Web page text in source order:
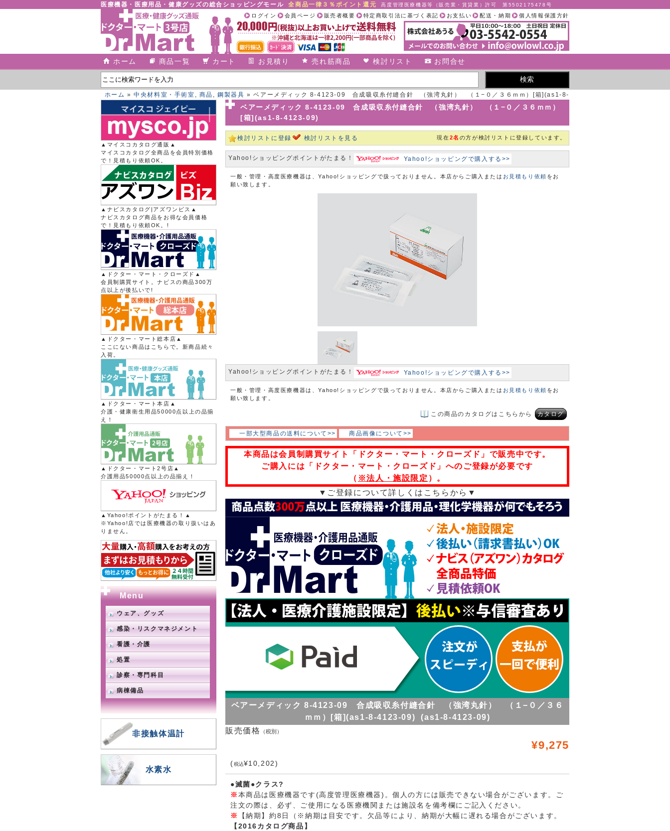
医療機器・医療用品・健康グッズの総合ショッピングモール全商品一律３％ポイント還元 高度管理医療機器等（販売業・賃貸業）許可 第5502175478号
個人情報保護方針
配送・納期
お支払い
特定商取引法に基づく表記
販売者概要
会員ページ
ログイン
ホーム 商品一覧 カート お見積り 売れ筋商品 検討リスト お問合せ
ホーム »中央材料室・手術室 , 商品 ,鋼製器具 » ベアーメディック 8-4123-09 合成吸収糸付縫合針 （強湾丸針） （１−０／３６ｍｍ）[箱](as1-8-
4123-09)
ベアーメディック 8-4123-09 合成吸収糸付縫合針 （強湾丸針） （１−０／３６ｍｍ）
[箱](as1-8-4123-09)
検討リストに登録 検討リストを見る 現在2名 の方が検討リストに登録しています。
Yahoo!ショッピングポイントがたまる！ Yahoo!ショッピングで購入する>>
一般・管理・高度医療機器は、Yahoo!ショッピングで扱っておりません。本店からご購入または お見積もり依頼 をお
願い致します。
Yahoo!ショッピングポイントがたまる！ Yahoo!ショッピングで購入する>>
一般・管理・高度医療機器は、Yahoo!ショッピングで扱っておりません。本店からご購入または お見積もり依頼 をお
願い致します。
この商品のカタログはこちらから カタログ
一部大型商品の送料について>> 商品画像について>>
本商品は会員制購買サイト「ドクター・マート・クローズド」で販売中です。
ご購入には「ドクター・マート・クローズド」へのご登録が必要です
（ ※法人・施設限定 ）。
▼ご登録について詳しくはこちらから▼
ベアーメディック 8-4123-09 合成吸収糸付縫合針 （強湾丸針） （１−０／３６
ｍｍ）[箱](as1-8-4123-09) (as1-8-4123-09)
販売価格
（税別）
¥9,275
(税込¥10,202)
●滅菌●クラス?
※本商品は医療機器です(高度管理医療機器)。個人の方には販売できない場合がございます。ご
注文の際は、必ず、ご使用になる医療機関または施設名を備考欄にご記入ください。
※
【納期】約8日（※納期は目安です。欠品等により、納期が大幅に遅れる場合がございます。
【2016カタログ商品】
▲マイスコカタログ通販▲
マイスコカタログ全商品を会員特別価格
で！見積もり依頼OK。
▲ナビスカタログ|アズワンビス▲
ナビスカタログ商品をお得な会員価格
で！見積もり依頼OK。!
▲ドクター・マート・クローズド▲
会員制購買サイト。ナビスの商品300万
点以上が後払いで!
▲ドクター・マート総本店▲
ここにない商品はこちらで。新商品続々
入荷。
▲ドクター・マート本店▲
介護・健康衛生用品50000点以上の品揃
え！
▲ドクター・マート2号店▲
介護用品50000点以上の品揃え！
▲Yahoo!ポイントがたまる！▲
※Yahoo!店では医療機器の取り扱いはあ
りません。
Menu
ウェア、グッズ
感染・リスクマネジメント
看護・介護
処置
診察・専門科目
病棟備品
非接触体温計
水素水